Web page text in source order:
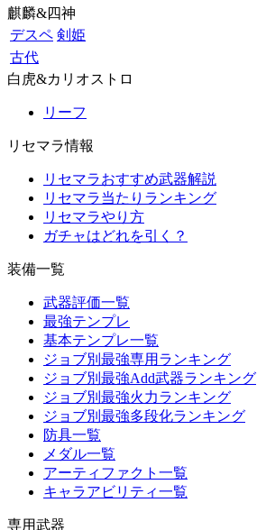
麒麟&四神
デスペ 剣姫
古代
白虎&カリオストロ
リーフ
リセマラ情報
リセマラおすすめ武器解説
リセマラ当たりランキング
リセマラやり方
ガチャはどれを引く？
装備一覧
武器評価一覧
最強テンプレ
基本テンプレ一覧
ジョブ別最強専用ランキング
ジョブ別最強Add武器ランキング
ジョブ別最強火力ランキング
ジョブ別最強多段化ランキング
防具一覧
メダル一覧
アーティファクト一覧
キャラアビリティ一覧
専用武器